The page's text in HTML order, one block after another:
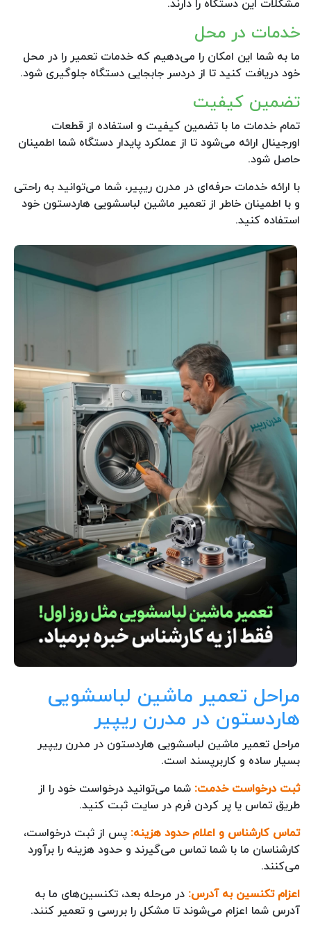
خدمات در محل
ما به شما این امکان را می‌دهیم که خدمات تعمیر را در محل
خود دریافت کنید تا از دردسر جابجایی دستگاه جلوگیری شود.
تضمین کیفیت
تمام خدمات ما با تضمین کیفیت و استفاده از قطعات
اورجینال ارائه می‌شود تا از عملکرد پایدار دستگاه شما اطمینان
حاصل شود.
با ارائه خدمات حرفه‌ای در مدرن ریپیر، شما می‌توانید به راحتی
و با اطمینان خاطر از تعمیر ماشین لباسشویی هاردستون خود
استفاده کنید.
مراحل تعمیر ماشین لباسشویی
هاردستون در مدرن ریپیر
مراحل تعمیر ماشین لباسشویی هاردستون در مدرن ریپیر
بسیار ساده و کاربرپسند است.
ثبت درخواست خدمت: شما می‌توانید درخواست خود را از
طریق تماس یا پر کردن فرم در سایت ثبت کنید.
تماس کارشناس و اعلام حدود هزینه: پس از ثبت درخواست،
کارشناسان ما با شما تماس می‌گیرند و حدود هزینه را برآورد
می‌کنند.
اعزام تکنسین به آدرس: در مرحله بعد، تکنسین‌های ما به
آدرس شما اعزام می‌شوند تا مشکل را بررسی و تعمیر کنند.